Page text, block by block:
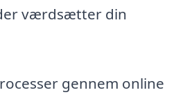
værdsætter din
gennem online